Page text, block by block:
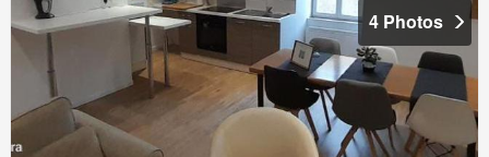
4 Photos